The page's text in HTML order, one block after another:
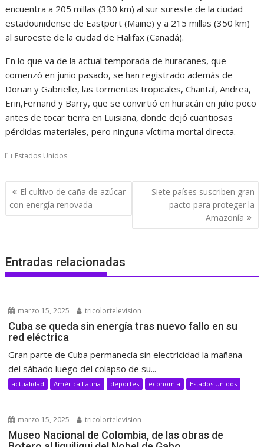
encuentra a 205 millas (330 km) al sur sureste de la ciudad
estadounidense de Eastport (Maine) y a 215 millas (350 km)
al suroeste de la ciudad de Halifax (Canadá).
En lo que va de la actual temporada de huracanes, que
comenzó en junio pasado, se han registrado además de
Dorian y Gabrielle, las tormentas tropicales, Chantal, Andrea,
Erin,Fernand y Barry, que se convirtió en huracán en julio poco
antes de tocar tierra en Luisiana, donde dejó cuantiosas
pérdidas materiales, pero ninguna víctima mortal directa.
Estados Unidos
Navegación
de
entradas
El cultivo de caña de azúcar
con energía renovada
Siete países suscriben gran
pacto para proteger la
Amazonía
Entradas relacionadas
marzo 15, 2025 tricolortelevision
Cuba se queda sin energía tras nuevo fallo en su
red eléctrica
Gran parte de Cuba permanecía sin electricidad la mañana
del sábado luego del colapso de su...
actualidad América Latina deportes economia Estados Unidos
marzo 15, 2025 tricolortelevision
Museo Nacional de Colombia, de las obras de